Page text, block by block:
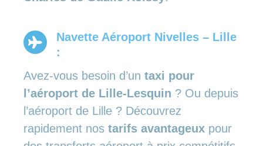
Navette Aéroport Nivelles – Lille
:
Avez-vous besoin d’un taxi pour
l’aéroport de Lille-Lesquin ? Ou depuis
l’aéroport de Lille ? Découvrez
rapidement nos tarifs avantageux pour